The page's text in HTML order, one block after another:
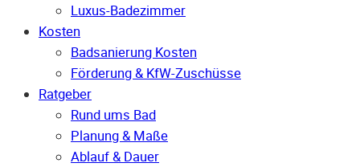
Luxus-Badezimmer
Kosten
Badsanierung Kosten
Förderung & KfW-Zuschüsse
Ratgeber
Rund ums Bad
Planung & Maße
Ablauf & Dauer